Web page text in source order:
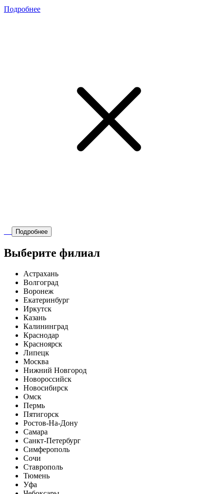
Подробнее
Подробнее
Выберите филиал
Астрахань
Волгоград
Воронеж
Екатеринбург
Иркутск
Казань
Калининград
Краснодар
Красноярск
Липецк
Москва
Нижний Новгород
Новороссийск
Новосибирск
Омск
Пермь
Пятигорск
Ростов-На-Дону
Самара
Санкт-Петербург
Симферополь
Сочи
Ставрополь
Тюмень
Уфа